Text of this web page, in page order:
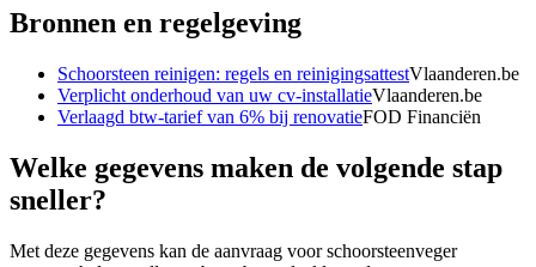
Bronnen en regelgeving
Schoorsteen reinigen: regels en reinigingsattestVlaanderen.be
Verplicht onderhoud van uw cv-installatieVlaanderen.be
Verlaagd btw-tarief van 6% bij renovatieFOD Financiën
Welke gegevens maken de volgende stap
sneller?
Met deze gegevens kan de aanvraag voorschoorsteenveger